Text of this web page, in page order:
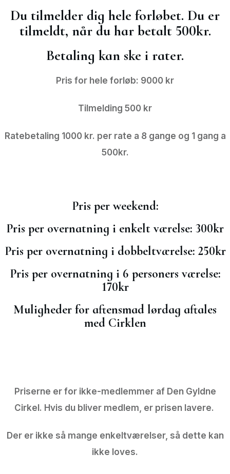
Du tilmelder dig hele forløbet. Du er
tilmeldt, når du har betalt 500kr.
Betaling kan ske i rater.
Pris for hele forløb: 9000 kr
Tilmelding 500 kr
Ratebetaling 1000 kr. per rate a 8 gange og 1 gang a
500kr.
Pris per weekend:
Pris per overnatning i enkelt værelse: 300kr
Pris per overnatning i dobbeltværelse: 250kr
Pris per overnatning i 6 personers værelse:
170kr
Muligheder for aftensmad lørdag aftales
med Cirklen
Priserne er for ikke-medlemmer af Den Gyldne
Cirkel. Hvis du bliver medlem, er prisen lavere.
Der er ikke så mange enkeltværelser, så dette kan
ikke loves.